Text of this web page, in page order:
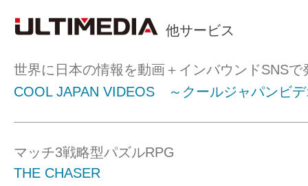
他サービス
世界に日本の情報を動画＋インバウンドSNSで
COOL JAPAN VIDEOS ～クールジャパンビ
マッチ3戦略型パズルRPG
THE CHASER